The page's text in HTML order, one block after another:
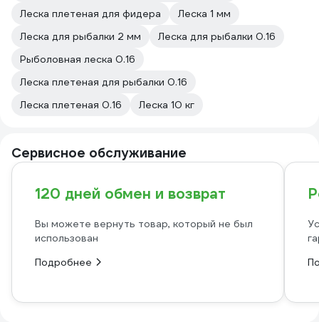
Леска плетеная для фидера
Леска 1 мм
Леска для рыбалки 2 мм
Леска для рыбалки 0.16
Рыболовная леска 0.16
Леска плетеная для рыбалки 0.16
Леска плетеная 0.16
Леска 10 кг
Сервисное обслуживание
120 дней обмен и возврат
Вы можете вернуть товар, который не был
использован
Подробнее